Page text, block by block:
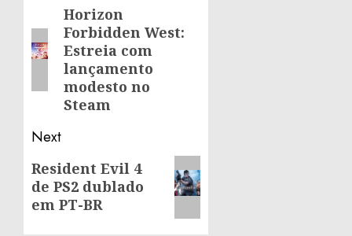
navigation
Previous
post:
Horizon
Forbidden West:
Estreia com
lançamento
modesto no
Steam
Next
Next
post:
Resident Evil 4
de PS2 dublado
em PT-BR